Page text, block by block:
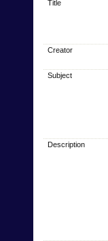
Title
Creator
Subject
Description